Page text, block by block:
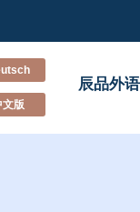
分！！
辰品外语
文版